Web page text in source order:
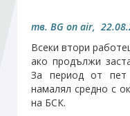
тв. BG on air,
Всеки втори
ако продължи
За период от пет
намалял средно с
на БСК.